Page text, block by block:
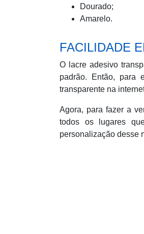
Dourado;
Amarelo.
FACILIDADE
O lacre adesivo
padrão. Então, para
transparente na
Agora, para fazer a
todos os lugares
personalização desse